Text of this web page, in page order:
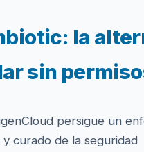
la
sin
persigue un
y curado de la seguridad